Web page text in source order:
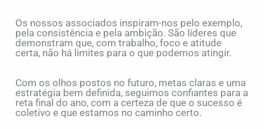
Os nossos associados inspiram-nos pelo exemplo,
pela consistência e pela ambição. São líderes que
demonstram que, com trabalho, foco e atitude
certa, não há limites para o que podemos atingir.
Com os olhos postos no futuro, metas claras e uma
estratégia bem definida, seguimos confiantes para a
reta final do ano, com a certeza de que o sucesso é
coletivo e que estamos no caminho certo.